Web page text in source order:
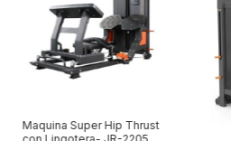
Maquina Super Hip Thrust